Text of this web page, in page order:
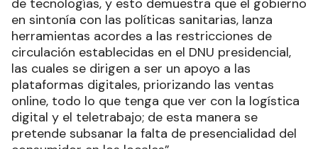
de tecnologías, y esto demuestra que el gobierno
en sintonía con las políticas sanitarias, lanza
herramientas acordes a las restricciones de
circulación establecidas en el DNU presidencial,
las cuales se dirigen a ser un apoyo a las
plataformas digitales, priorizando las ventas
online, todo lo que tenga que ver con la logística
digital y el teletrabajo; de esta manera se
pretende subsanar la falta de presencialidad del